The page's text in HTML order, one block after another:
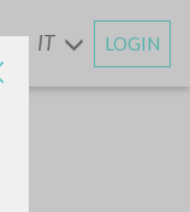
IT LOGIN